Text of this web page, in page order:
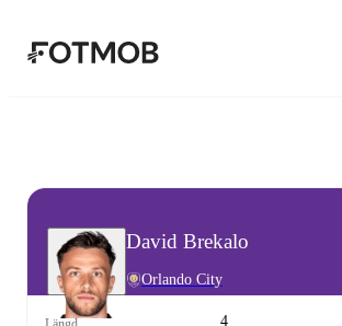
David Brekalo
Orlando City
4